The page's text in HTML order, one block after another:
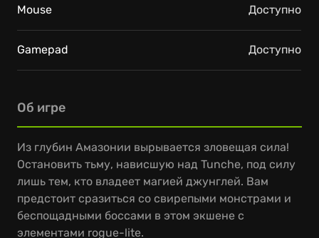
Об игре
Из глубин Амазонии вырывается зловещая сила!
Остановить тьму, нависшую над Tunche, под силу
лишь тем, кто владеет магией джунглей. Вам
предстоит сразиться со свирепыми монстрами и
беспощадными боссами в этом экшене с
элементами rogue-lite.
Mouse Доступно
Gamepad Доступно